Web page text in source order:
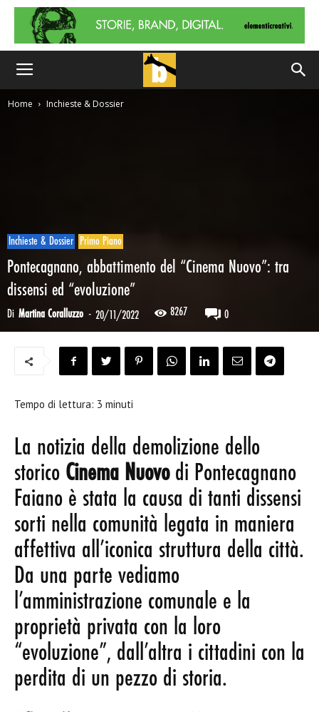
Home Inchieste & Dossier
Inchieste & Dossier Primo Piano
Pontecagnano, abbattimento del “Cinema Nuovo”: tra
dissensi ed “evoluzione”
Di Martina Coralluzzo - 20/11/2022 8267 0
Tempo di lettura: 3 minuti
La notizia della demolizione dello
storico Cinema Nuovodi Pontecagnano
Faiano è stata la causa di tanti dissensi
sorti nella comunità legata in maniera
affettiva all’iconica struttura della città.
Da una parte vediamo
l’amministrazione comunale e la
proprietà privata con la loro
“evoluzione”, dall’altra i cittadini con la
perdita di un pezzo di storia.